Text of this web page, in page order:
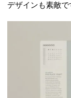
デザインも素敵で